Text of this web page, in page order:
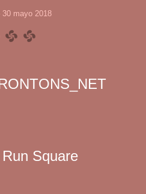
30 mayo 2018
Run Square